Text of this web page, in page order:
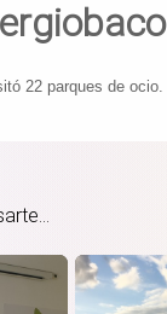
22 parques de ocio.